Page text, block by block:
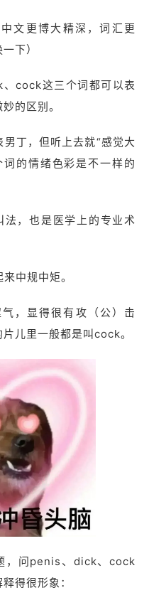
文更博大精深，词汇更
下）
cock这三个词都可以表
的区别。
丁，但听上去就“感觉大
的情绪色彩是不一样的
，也是医学上的专业术
中规中矩。
，显得很有攻（公）击
片儿里一般都是叫cock。
，问penis、dick、cock
得很形象：